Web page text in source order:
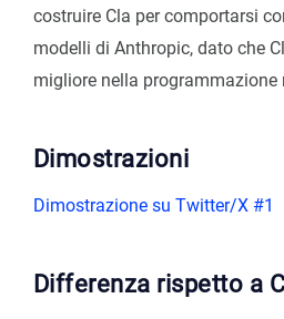
costruire Cla per comportarsi
modelli di Anthropic, dato che
migliore nella programmazione
Dimostrazioni
Dimostrazione su Twitter/X #1
Differenza rispetto a